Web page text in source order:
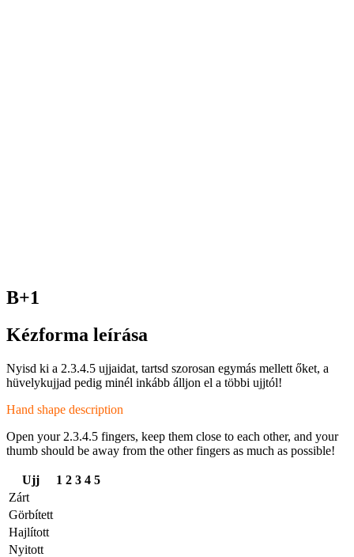
B+1
Kézforma leírása
Nyisd ki a 2.3.4.5 ujjaidat, tartsd szorosan egymás mellett őket, a
hüvelykujjad pedig minél inkább álljon el a többi ujjtól!
Hand shape description
Open your 2.3.4.5 fingers, keep them close to each other, and your
thumb should be away from the other fingers as much as possible!
Ujj 1 2 3 4 5
Zárt
Görbített
Hajlított
Nyitott